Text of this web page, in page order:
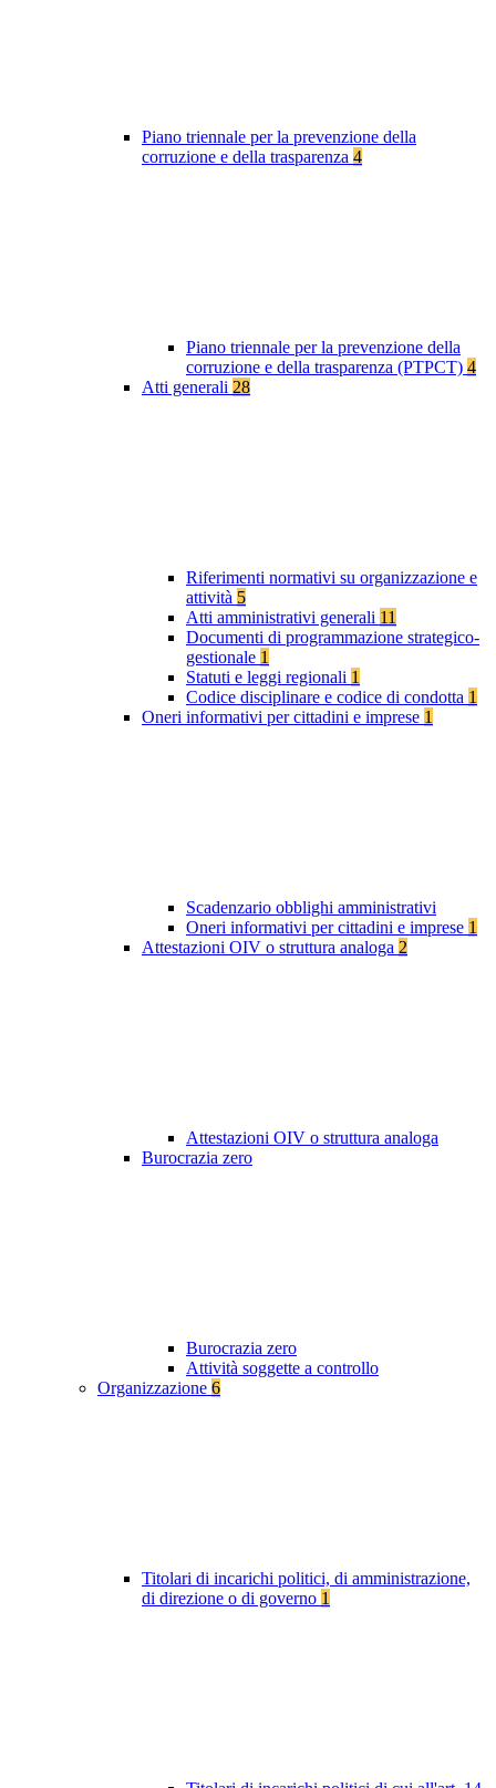
Piano triennale per la prevenzione della
corruzione e della trasparenza 4
Piano triennale per la prevenzione della
corruzione e della trasparenza (PTPCT) 4
Atti generali 28
Riferimenti normativi su organizzazione e
attività 5
Atti amministrativi generali 11
Documenti di programmazione strategico-
gestionale 1
Statuti e leggi regionali 1
Codice disciplinare e codice di condotta 1
Oneri informativi per cittadini e imprese 1
Scadenzario obblighi amministrativi
Oneri informativi per cittadini e imprese 1
Attestazioni OIV o struttura analoga 2
Attestazioni OIV o struttura analoga
Burocrazia zero
Burocrazia zero
Attività soggette a controllo
Organizzazione 6
Titolari di incarichi politici, di amministrazione,
di direzione o di governo 1